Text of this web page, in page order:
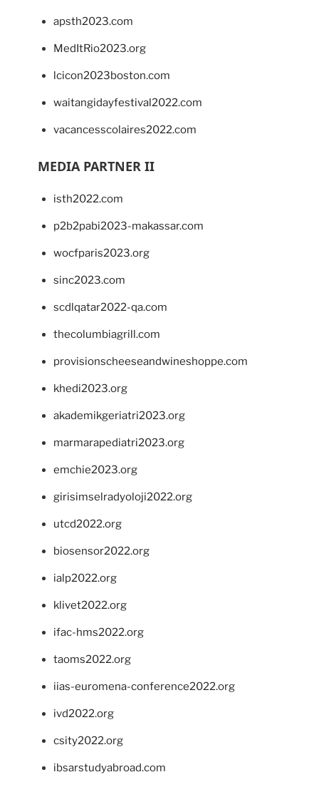
apsth2023.com
MedItRio2023.org
lcicon2023boston.com
waitangidayfestival2022.com
vacancesscolaires2022.com
MEDIA PARTNER II
isth2022.com
p2b2pabi2023-makassar.com
wocfparis2023.org
sinc2023.com
scdlqatar2022-qa.com
thecolumbiagrill.com
provisionscheeseandwineshoppe.com
khedi2023.org
akademikgeriatri2023.org
marmarapediatri2023.org
emchie2023.org
girisimselradyoloji2022.org
utcd2022.org
biosensor2022.org
ialp2022.org
klivet2022.org
ifac-hms2022.org
taoms2022.org
iias-euromena-conference2022.org
ivd2022.org
csity2022.org
ibsarstudyabroad.com